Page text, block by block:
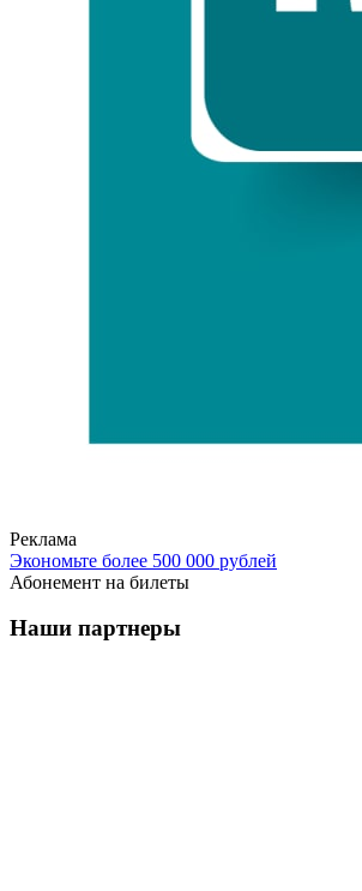
Реклама
Экономьте более 500 000 рублей
Абонемент на билеты
Наши партнеры